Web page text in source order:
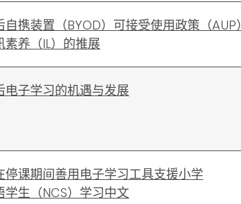
自携装置（BYOD）可接受使用政策（AUP）
素养（IL）的推展
电子学习的机遇与发展
停课期间善用电子学习工具支援小学
学生（NCS）学习中文